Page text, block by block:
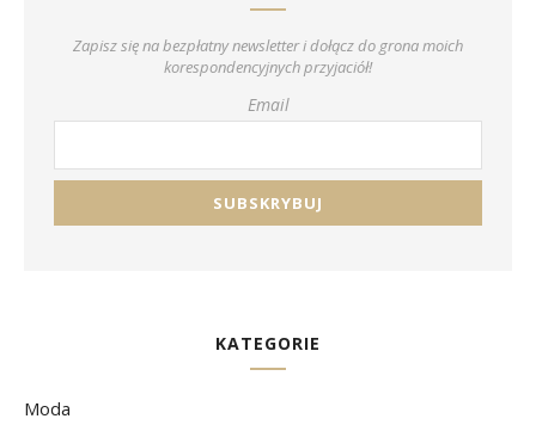
Zapisz się na bezpłatny newsletter i dołącz do grona moich
korespondencyjnych przyjaciół!
Email
KATEGORIE
Moda